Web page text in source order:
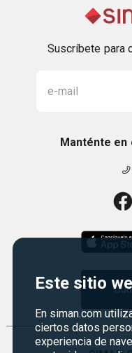
Este sitio
En siman.com
ciertos datos
experiencia de
Suscríbete para
Manténte